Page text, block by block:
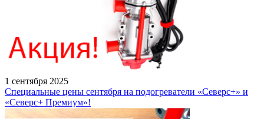
1 сентября 2025
Специальные цены сентября на подогреватели «Северс+» и
«Северс+ Премиум»!